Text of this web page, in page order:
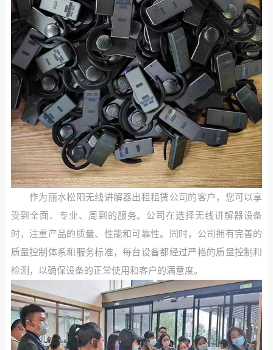
作为丽水松阳无线讲解器出租租赁公司的客户，您可以享
受到全面、专业、周到的服务。公司在选择无线讲解器设备
时，注重产品的质量、性能和可靠性。同时，公司拥有完善的
质量控制体系和服务标准，每台设备都经过严格的质量控制和
检测，以确保设备的正常使用和客户的满意度。